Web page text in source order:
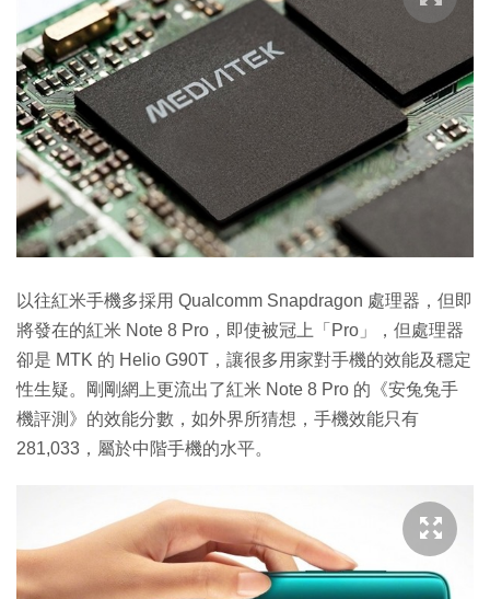
以往紅米手機多採用 Qualcomm Snapdragon 處理器，但即
將發在的紅米 Note 8 Pro，即使被冠上「Pro」，但處理器
卻是 MTK 的 Helio G90T，讓很多用家對手機的效能及穩定
性生疑。剛剛網上更流出了紅米 Note 8 Pro 的《安兔兔手
機評測》的效能分數，如外界所猜想，手機效能只有
281,033，屬於中階手機的水平。